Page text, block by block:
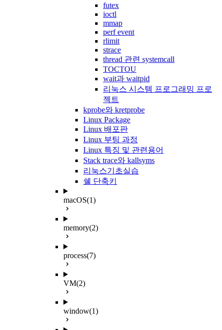
futex
ioctl
mmap
perf event
rlimit
strace
thread 관련 systemcall
TOCTOU
wait과 waitpid
리눅스 시스템 프로그래밍 프로
젝트
kprobe와 kretprobe
Linux Package
Linux 배포판
Linux 부팅 과정
Linux 특징 및 관련용어
Stack trace와 kallsyms
리눅스기초실습
쉘 단축키
macOS(1)
memory(2)
process(7)
VM(2)
window(1)